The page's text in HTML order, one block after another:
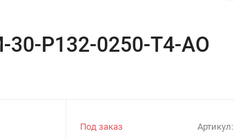
30-P132-0250-T4-AO
Артикул:
Под заказ